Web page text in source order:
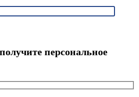
персональное